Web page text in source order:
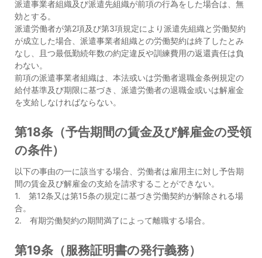
派遣事業者組織及び派遣先組織が前項の行為をした場合は、無
効とする。
派遣労働者が第2項及び第3項規定により派遣先組織と労働契約
が成立した場合、派遣事業者組織との労働契約は終了したとみ
なし、且つ最低勤続年数の約定違反や訓練費用の返還責任は負
わない。
前項の派遣事業者組織は、本法或いは労働者退職金条例規定の
給付基準及び期限に基づき、派遣労働者の退職金或いは解雇金
を支給しなければならない。
第18条（予告期間の賃金及び解雇金の受領
の条件）
以下の事由の一に該当する場合、労働者は雇用主に対し予告期
間の賃金及び解雇金の支給を請求することができない。
1. 第12条又は第15条の規定に基づき労働契約が解除される場
合。
2. 有期労働契約の期間満了によって離職する場合。
第19条（服務証明書の発行義務）